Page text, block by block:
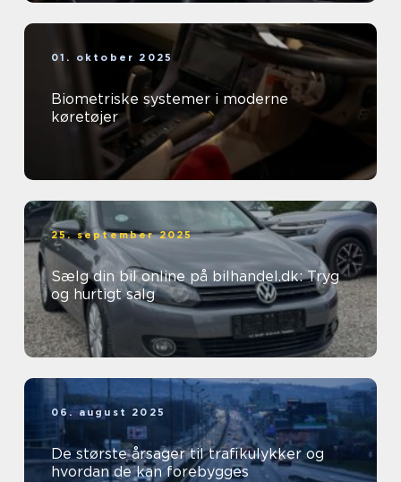
01. oktober 2025
Biometriske systemer i moderne
køretøjer
25. september 2025
Sælg din bil online på bilhandel.dk: Tryg
og hurtigt salg
06. august 2025
De største årsager til trafikulykker og
hvordan de kan forebygges